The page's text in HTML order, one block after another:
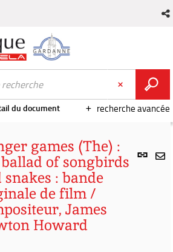
recherche avancée
du document
Lien
games (The) :
of songbirds
snakes : bande
de film /
James
Howard